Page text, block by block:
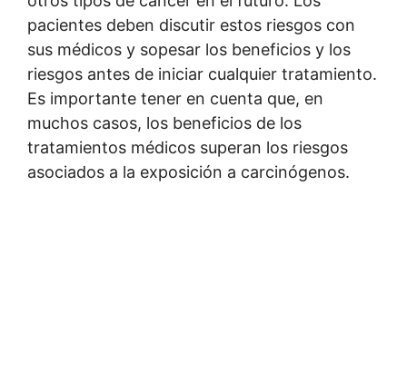
pacientes deben discutir estos riesgos con
sus médicos y sopesar los beneficios y los
riesgos antes de iniciar cualquier tratamiento.
Es importante tener en cuenta que, en
muchos casos, los beneficios de los
tratamientos médicos superan los riesgos
asociados a la exposición a carcinógenos.